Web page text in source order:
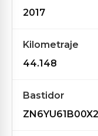
2017
Kilometraje
44.148
Bastidor